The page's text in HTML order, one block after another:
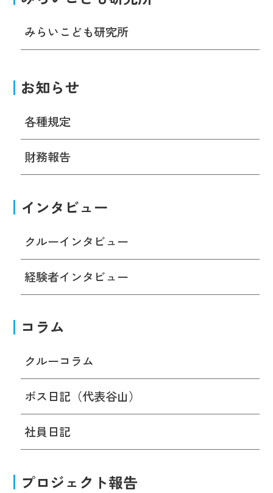
みらいこども研究所
お知らせ
各種規定
財務報告
インタビュー
クルーインタビュー
経験者インタビュー
コラム
クルーコラム
ボス日記（代表谷山）
社員日記
プロジェクト報告